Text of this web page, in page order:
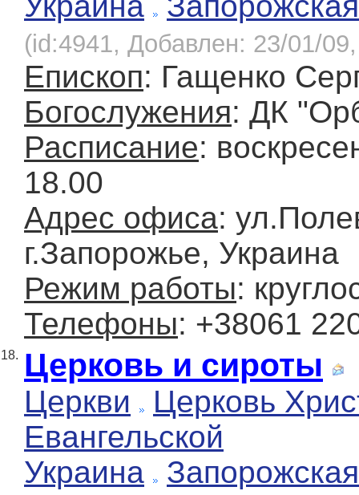
(id:4941, Добавлен: 23/01/
Епископ: Гащенко
Богослужения: ДК
Расписание:
18.00
Адрес офиса:
г.Запорожье, Украина
Режим работы:
Телефоны: +38061
18. Церковь и сироты
Церкви
Церковь
Евангельской
Украина
Запорожская